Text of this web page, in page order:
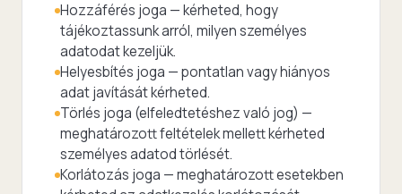
Hozzáférés joga — kérheted, hogy
tájékoztassunk arról, milyen személyes
adatodat kezeljük.
Helyesbítés joga — pontatlan vagy hiányos
adat javítását kérheted.
Törlés joga (elfeledtetéshez való jog) —
meghatározott feltételek mellett kérheted
személyes adatod törlését.
Korlátozás joga — meghatározott esetekben